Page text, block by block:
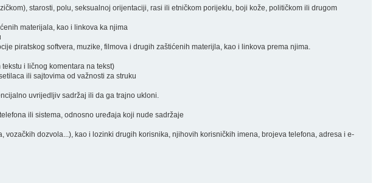
starosti, polu, seksualnoj orijentaciji, rasi ili etničkom porijeklu, boji kože, političkom ili drugom
materijala, kao i linkova ka njima
piratskog softvera, muzike, filmova i drugih zaštićenih materijla, kao i linkova prema njima.
i ličnog komentara na tekst)
ili sajtovima od važnosti za struku
uvrijedljiv sadržaj ili da ga trajno ukloni.
ili sistema, odnosno uređaja koji nude sadržaje
dozvola...), kao i lozinki drugih korisnika, njihovih korisničkih imena, brojeva telefona, adresa i e-